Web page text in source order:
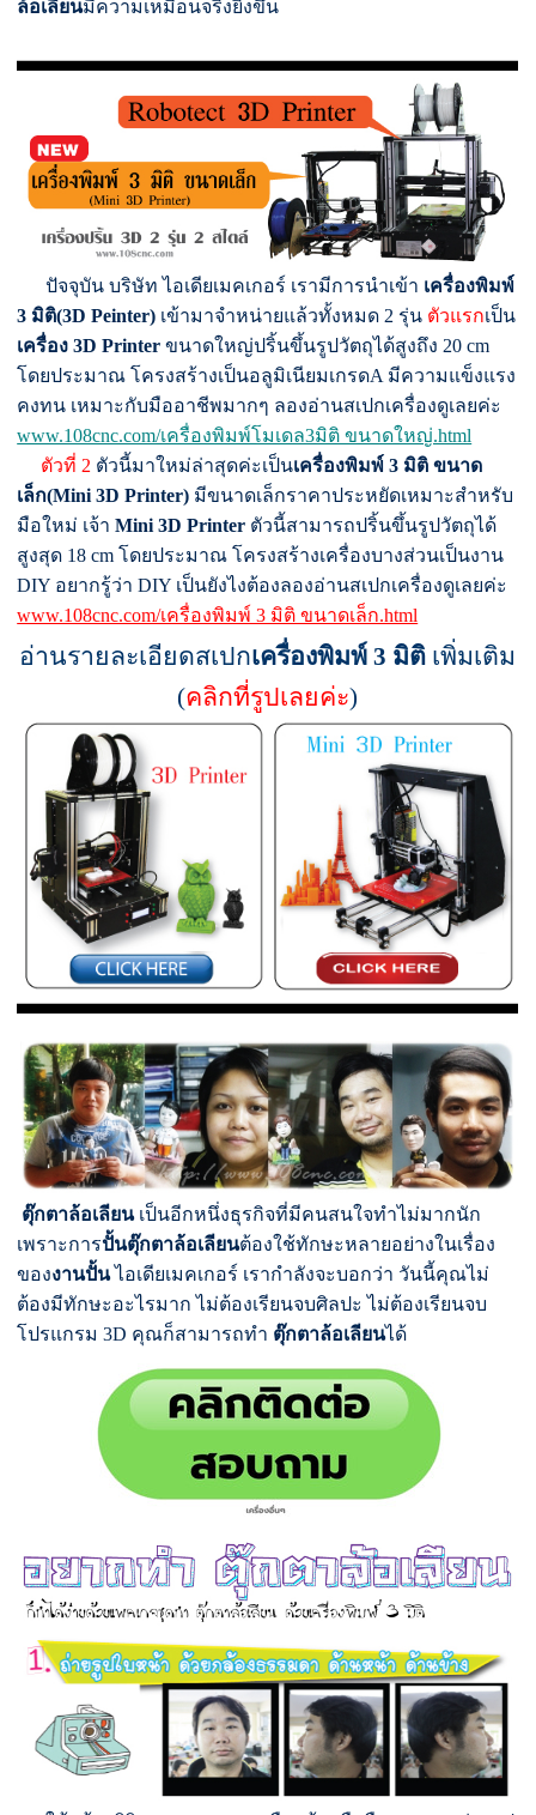
ล้อเลียนมีความเหมือนจริงยิ่งขึ้น
ปัจจุบัน บริษัท ไอเดียเมคเกอร์ เรามีการนำเข้า เครื่องพิมพ์
3 มิติ(3D Peinter) เข้ามาจำหน่ายแล้วทั้งหมด 2 รุ่น ตัวแรกเป็น
เครื่อง 3D Printer ขนาดใหญ่ปริ้นขึ้นรูปวัตถุได้สูงถึง 20 cm
โดยประมาณ โครงสร้างเป็นอลูมิเนียมเกรดA มีความแข็งแรง
คงทน เหมาะกับมืออาชีพมากๆ ลองอ่านสเปกเครื่องดูเลยค่ะ
www.108cnc.com/เครื่องพิมพ์โมเดล3มิติ ขนาดใหญ่.html
ตัวที่ 2 ตัวนี้มาใหม่ล่าสุดค่ะเป็นเครื่องพิมพ์ 3 มิติ ขนาด
เล็ก(Mini 3D Printer) มีขนาดเล็กราคาประหยัดเหมาะสำหรับ
มือใหม่ เจ้าMini 3D Printer ตัวนี้สามารถปริ้นขึ้นรูปวัตถุได้
สูงสุด 18 cm โดยประมาณ โครงสร้างเครื่องบางส่วนเป็นงาน
DIY อยากรู้ว่า DIY เป็นยังไงต้องลองอ่านสเปกเครื่องดูเลยค่ะ
www.108cnc.com/เครื่องพิมพ์ 3 มิติ ขนาดเล็ก.html
อ่านรายละเอียดสเปกเครื่องพิมพ์ 3 มิติ เพิ่มเติม
(คลิกที่รูปเลยค่ะ)
ตุ๊กตาล้อเลียนเป็นอีกหนึ่งธุรกิจที่มีคนสนใจทำไม่มากนัก
เพราะการปั้นตุ๊กตาล้อเลียนต้องใช้ทักษะหลายอย่างในเรื่อง
ของงานปั้นไอเดียเมคเกอร์ เรากำลังจะบอกว่า วันนี้คุณไม่
ต้องมีทักษะอะไรมาก ไม่ต้องเรียนจบศิลปะ ไม่ต้องเรียนจบ
โปรแกรม 3D คุณก็สามารถทำ ตุ๊กตาล้อเลียนได้